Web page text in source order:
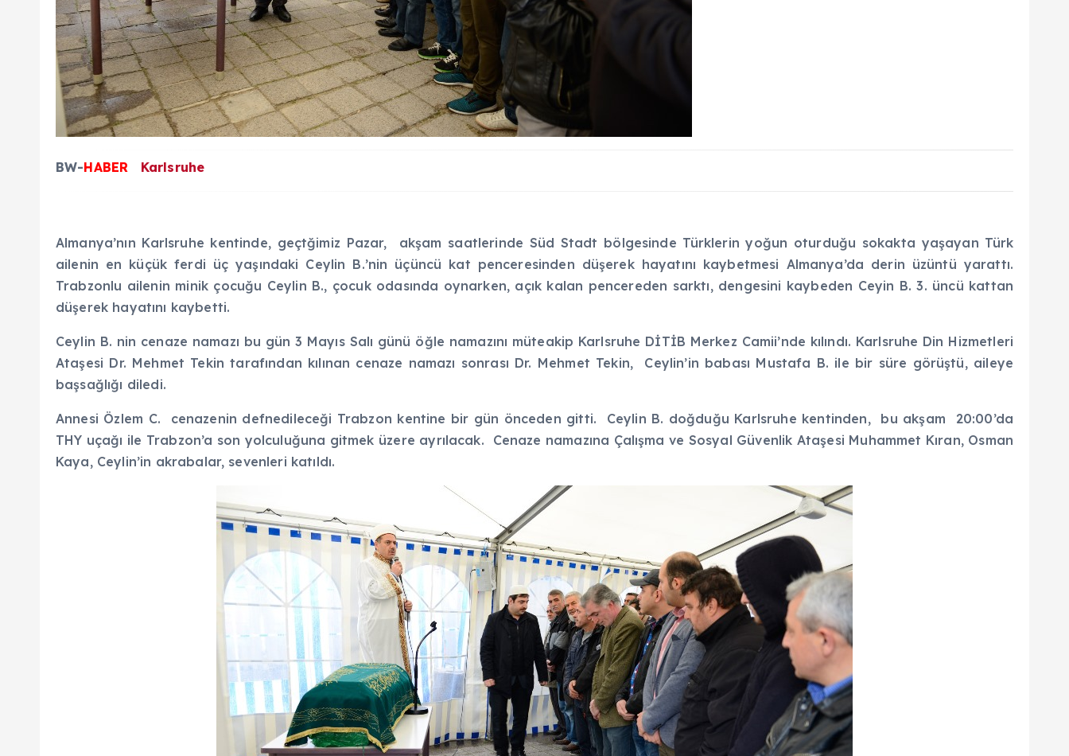
BW-HABER Karlsruhe
Almanya’nın Karlsruhe kentinde, geçtğimiz Pazar, akşam saatlerinde Süd Stadt bölgesinde Türklerin yoğun oturduğu sokakta yaşayan Türk
ailenin en küçük ferdi üç yaşındaki Ceylin B.’nin üçüncü kat penceresinden düşerek hayatını kaybetmesi Almanya’da derin üzüntü yarattı.
Trabzonlu ailenin minik çocuğu Ceylin B., çocuk odasında oynarken, açık kalan pencereden sarktı, dengesini kaybeden Ceyin B. 3. üncü kattan
düşerek hayatını kaybetti.
Ceylin B. nin cenaze namazı bu gün 3 Mayıs Salı günü öğle namazını müteakip Karlsruhe DİTİB Merkez Camii’nde kılındı. Karlsruhe Din Hizmetleri
Ataşesi Dr. Mehmet Tekin tarafından kılınan cenaze namazı sonrası Dr. Mehmet Tekin, Ceylin’in babası Mustafa B. ile bir süre görüştü, aileye
başsağlığı diledi.
Annesi Özlem C. cenazenin defnedileceği Trabzon kentine bir gün önceden gitti. Ceylin B. doğduğu Karlsruhe kentinden, bu akşam 20:00’da
THY uçağı ile Trabzon’a son yolculuğuna gitmek üzere ayrılacak. Cenaze namazına Çalışma ve Sosyal Güvenlik Ataşesi Muhammet Kıran, Osman
Kaya, Ceylin’in akrabalar, sevenleri katıldı.